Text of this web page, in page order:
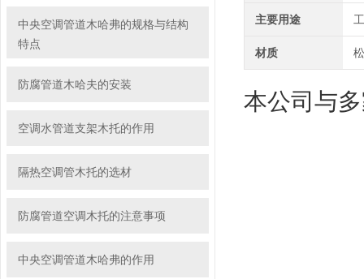
中央空调管道木哈弗的规格与结构
特点
防腐管道木哈夫的安装
空调水管道支架木托的作用
隔热空调管木托的选材
防腐管道空调木托的注意事项
中央空调管道木哈弗的作用
主要用途
材质
本公司与